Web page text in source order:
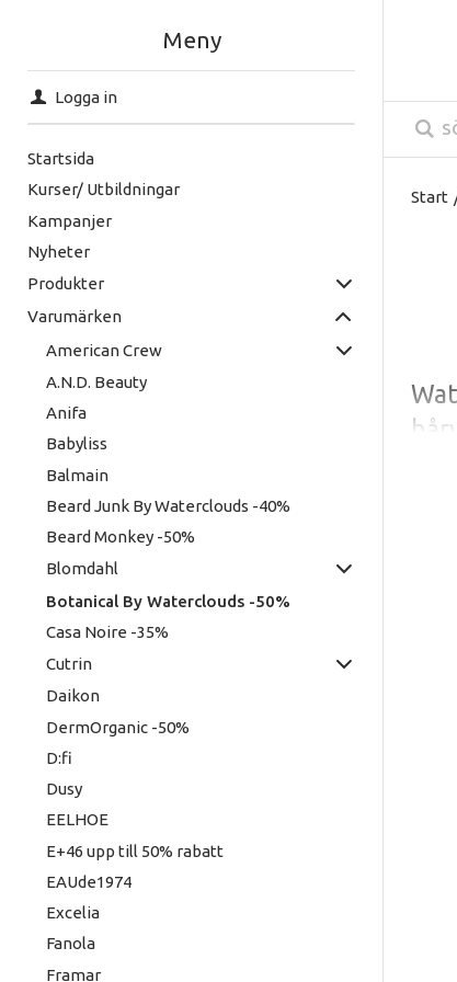
Meny
Logga in
Startsida
Kurser/ Utbildningar
Kampanjer
Nyheter
Produkter
Varumärken
American Crew
A.N.D. Beauty
Anifa
Babyliss
Balmain
Beard Junk By Waterclouds -40%
Beard Monkey -50%
Blomdahl
Botanical By Waterclouds -50%
Casa Noire -35%
Cutrin
Daikon
DermOrganic -50%
D:fi
Dusy
EELHOE
E+46 upp till 50% rabatt
EAUde1974
Excelia
Fanola
Framar
Start